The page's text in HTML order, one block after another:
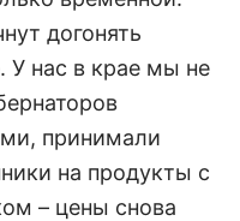
догонять
У нас в крае мы не
принимали
на продукты с
– цены снова